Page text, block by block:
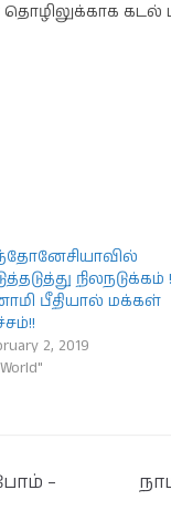
கடல்
நிலநடுக்கம் !
பீதியால் மக்கள்
2, 2019
–